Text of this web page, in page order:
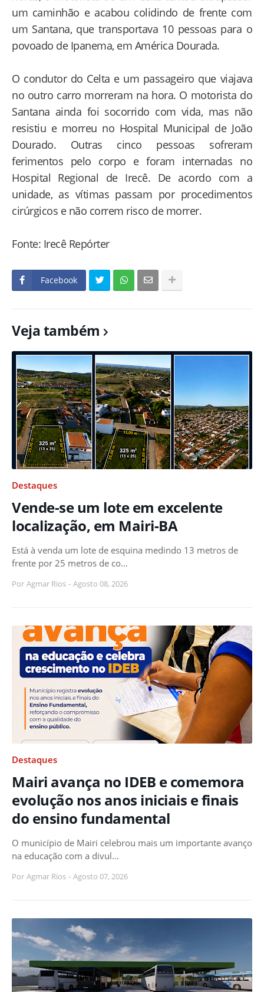
um caminhão e acabou colidindo de frente com
um Santana, que transportava 10 pessoas para o
povoado de Ipanema, em América Dourada.
O condutor do Celta e um passageiro que viajava
no outro carro morreram na hora. O motorista do
Santana ainda foi socorrido com vida, mas não
resistiu e morreu no Hospital Municipal de João
Dourado. Outras cinco pessoas sofreram
ferimentos pelo corpo e foram internadas no
Hospital Regional de Irecê. De acordo com a
unidade, as vítimas passam por procedimentos
cirúrgicos e não correm risco de morrer.
Fonte: Irecê Repórter
Facebook
Veja também
Destaques
Vende-se um lote em excelente
localização, em Mairi-BA
Está à venda um lote de esquina medindo 13 metros de
frente por 25 metros de co…
Por Agmar Rios - Agosto 08, 2026
Destaques
Mairi avança no IDEB e comemora
evolução nos anos iniciais e finais
do ensino fundamental
O município de Mairi celebrou mais um importante avanço
na educação com a divul…
Por Agmar Rios - Agosto 07, 2026